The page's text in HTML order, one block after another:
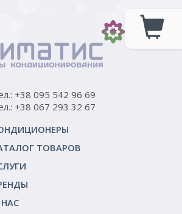
+38 095 542 96 69
+38 067 293 32 67
ТОВАРОВ